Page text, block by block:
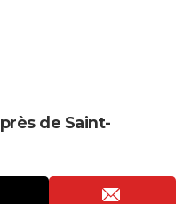
de Saint-